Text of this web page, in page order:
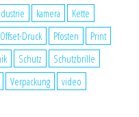
kamera
Kette
Offset-Druck Pfosten
Print
Schutz
Schutzbrille
Verpackung video